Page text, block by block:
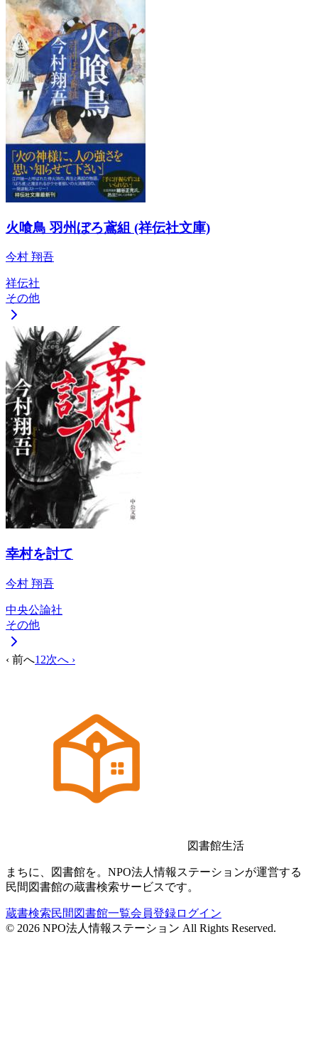
火喰鳥 羽州ぼろ鳶組 (祥伝社文庫)
今村 翔吾
祥伝社
その他
幸村を討て
今村 翔吾
中央公論社
その他
‹ 前へ1 2次へ ›
図書館生活
まちに、図書館を。NPO法人情報ステーションが運営する
民間図書館の蔵書検索サービスです。
蔵書検索民間図書館一覧会員登録ログイン
© 2026 NPO法人情報ステーション All Rights Reserved.